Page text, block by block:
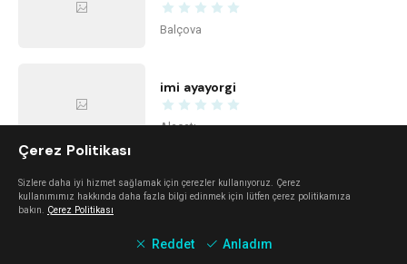
Balçova
imi ayayorgi
Alaçatı
The Beach Alaçatı
Çerez Politikası
Sizlere daha iyi hizmet sağlamak için çerezler kullanıyoruz. Çerez
kullanımımız hakkında daha fazla bilgi edinmek için lütfen çerez politikamıza
bakın. Çerez Politikası
Reddet Anladım